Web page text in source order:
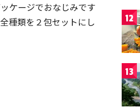
ケージでおなじみです
種類を２包セットにし
12
13